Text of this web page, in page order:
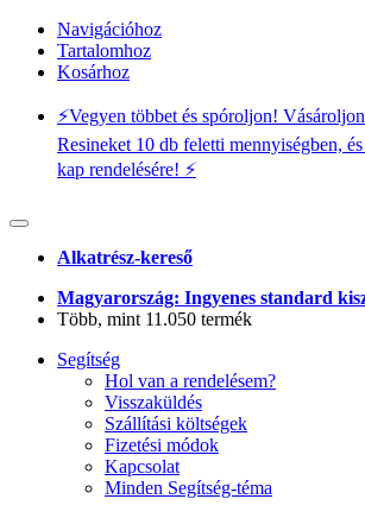
Navigációhoz
Tartalomhoz
Kosárhoz
⚡️Vegyen többet és spóroljon!
Resineket 10 db feletti mennyiségben,
kap rendelésére! ⚡️
Alkatrész-kereső
Magyarország: Ingyenes standard
Több, mint 11.050 termék
Segítség
Hol van a rendelésem?
Visszaküldés
Szállítási költségek
Fizetési módok
Kapcsolat
Minden Segítség-téma